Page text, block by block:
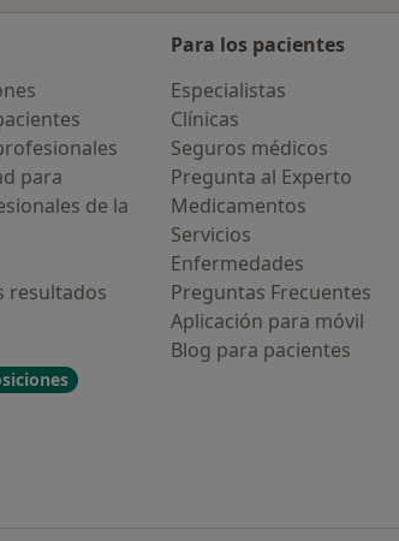
para
de la
resultados
Para los pacientes
Especialistas
Clínicas
Seguros médicos
Pregunta al Experto
Medicamentos
Servicios
Enfermedades
Preguntas Frecuentes
Aplicación para móvil
Blog para pacientes